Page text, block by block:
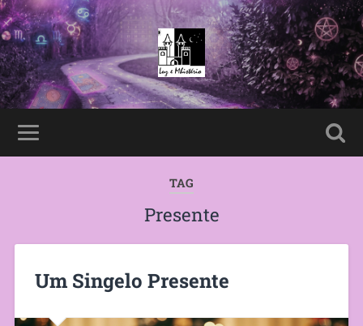
TAG
Presente
Um Singelo Presente